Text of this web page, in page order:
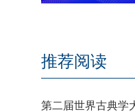
推荐阅读
第二届世界古典学